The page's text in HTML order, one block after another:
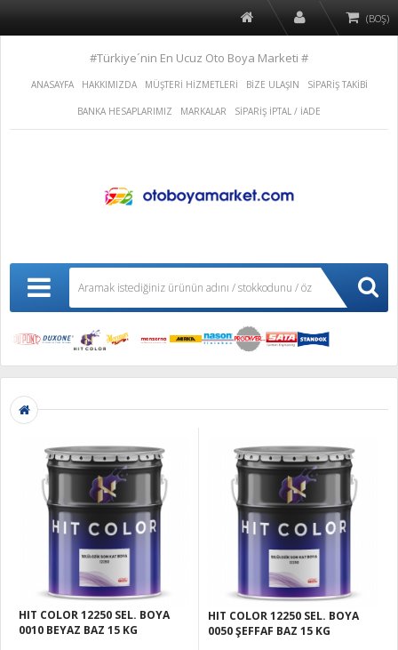
(BOŞ)
#Türkiye´nin En Ucuz Oto Boya Marketi #
ANASAYFA HAKKIMIZDA MÜŞTERİ HİZMETLERİ BİZE ULAŞIN SİPARİŞ TAKİBİ
BANKA HESAPLARIMIZ MARKALAR SİPARİŞ İPTAL / İADE
HIT COLOR 12250 SEL. BOYA
0010 BEYAZ BAZ 15 KG
HIT COLOR 12250 SEL. BOYA
0050 ŞEFFAF BAZ 15 KG